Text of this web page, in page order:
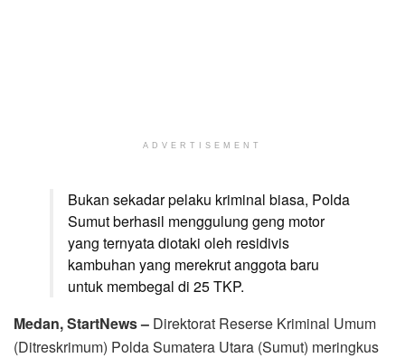
ADVERTISEMENT
Bukan sekadar pelaku kriminal biasa, Polda
Sumut berhasil menggulung geng motor
yang ternyata diotaki oleh residivis
kambuhan yang merekrut anggota baru
untuk membegal di 25 TKP.
Medan, StartNews – Direktorat Reserse Kriminal Umum
(Ditreskrimum) Polda Sumatera Utara (Sumut) meringkus